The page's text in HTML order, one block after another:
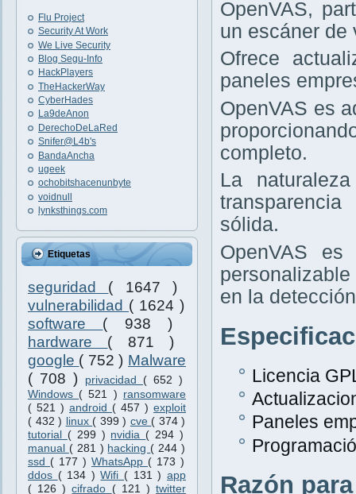
Flu Project
Security At Work
We Live Security
Blog Segu-Info
HackPlayers
TheHackerWay
CyberHades
La9deAnon
DerechoDeLaRed
Snifer@L4b's
BandaAncha
ugeek
ochobitshacenunbyte
voidnull
lynksthings.com
Etiquetas
seguridad ( 1647 )
vulnerabilidad ( 1624 )
software ( 938 )
hardware ( 871 )
google ( 752 ) Malware
( 708 )
privacidad ( 652 )
Windows ( 521 ) ransomware
( 521 ) android ( 457 ) exploit
( 432 ) linux ( 399 ) cve ( 374 )
tutorial ( 299 ) nvidia ( 294 )
manual ( 281 ) hacking ( 244 )
ssd ( 177 ) WhatsApp ( 173 )
ddos ( 134 )Wifi ( 131 ) app
( 126 )cifrado ( 121 )twitter
OpenVAS,
un escáner de
Ofrece
paneles
OpenVAS es
completo.
La
sólida.
OpenVAS
en la
Licencia
Paneles
Razón